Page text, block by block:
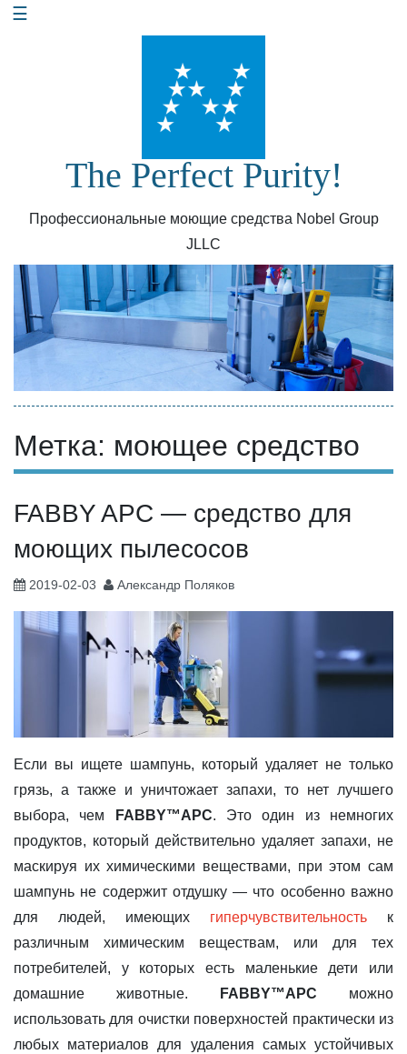
Перейти
☰
The Perfect Purity!
Профессиональные моющие средства Nobel Group
JLLC
Метка: моющее средство
FABBY APC — средство для
моющих пылесосов
2019-02-03 Александр Поляков
Если вы ищете шампунь, который удаляет не только
грязь, а также и уничтожает запахи, то нет лучшего
выбора, чем
FABBY™APC. Это один из немногих
продуктов, который действительно удаляет запахи, не
маскируя их химическими веществами, при этом сам
шампунь не содержит отдушку — что особенно важно
для людей, имеющих гиперчувствительность к
различным химическим веществам, или для тех
потребителей, у которых есть маленькие дети или
домашние животные.
FABBY™APC можно
использовать для очистки поверхностей практически из
любых материалов для удаления самых устойчивых